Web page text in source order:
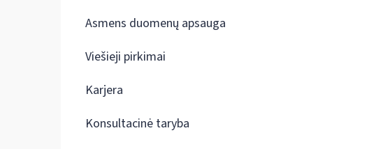
Asmens duomenų apsauga
Viešieji pirkimai
Karjera
Konsultacinė taryba